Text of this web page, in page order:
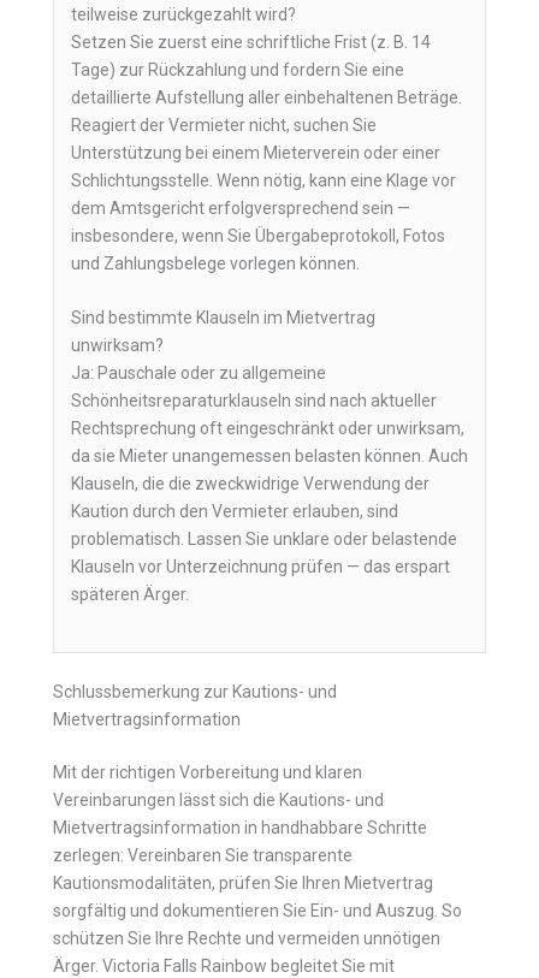
teilweise zurückgezahlt wird?
Setzen Sie zuerst eine schriftliche Frist (z. B. 14
Tage) zur Rückzahlung und fordern Sie eine
detaillierte Aufstellung aller einbehaltenen Beträge.
Reagiert der Vermieter nicht, suchen Sie
Unterstützung bei einem Mieterverein oder einer
Schlichtungsstelle. Wenn nötig, kann eine Klage vor
dem Amtsgericht erfolgversprechend sein —
insbesondere, wenn Sie Übergabeprotokoll, Fotos
und Zahlungsbelege vorlegen können.
Sind bestimmte Klauseln im Mietvertrag
unwirksam?
Ja: Pauschale oder zu allgemeine
Schönheitsreparaturklauseln sind nach aktueller
Rechtsprechung oft eingeschränkt oder unwirksam,
da sie Mieter unangemessen belasten können. Auch
Klauseln, die die zweckwidrige Verwendung der
Kaution durch den Vermieter erlauben, sind
problematisch. Lassen Sie unklare oder belastende
Klauseln vor Unterzeichnung prüfen — das erspart
späteren Ärger.
Schlussbemerkung zur Kautions- und
Mietvertragsinformation
Mit der richtigen Vorbereitung und klaren
Vereinbarungen lässt sich die Kautions- und
Mietvertragsinformation in handhabbare Schritte
zerlegen: Vereinbaren Sie transparente
Kautionsmodalitäten, prüfen Sie Ihren Mietvertrag
sorgfältig und dokumentieren Sie Ein- und Auszug. So
schützen Sie Ihre Rechte und vermeiden unnötigen
Ärger. Victoria Falls Rainbow begleitet Sie mit